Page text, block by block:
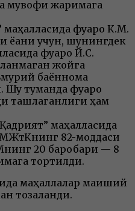
мувофиқ жаримага
фуқаро К.М.
ёққани учун, шунингдек
фуқаро Й.С.
жойга
баённома
туманда фуқаро
ташлаганлиги ҳам
маҳалласида
МЖтКнинг 82-моддаси
20 баробари — 8
тортилди.
маҳаллалар маиший
тозаланди.